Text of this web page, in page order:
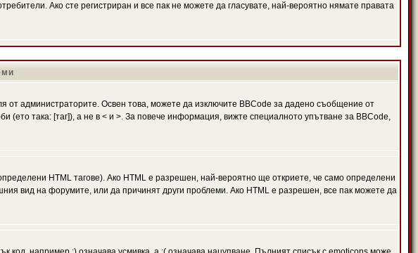
Ако сте регистриран и все пак не можете да гласувате, най-вероятно нямате правата
администраторите. Освен това, можете да изключите BBCode за дадено съобщение от
(ето така: [таг]), а не в < и >. За повече информация, вижте специалното упътване за BBCode,
HTML тагове). Ако HTML е разрешен, най-вероятно ще откриете, че само определени
вид на форумите, или да причинят други проблеми. Ако HTML е разрешен, все пак можете да